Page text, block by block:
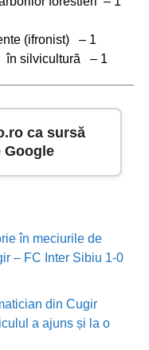
(ifronist) – 1
în silvicultură – 1
ca sursă
Google
în meciurile de
– FC Inter Sibiu 1-0
din Cugir
a ajuns și la o